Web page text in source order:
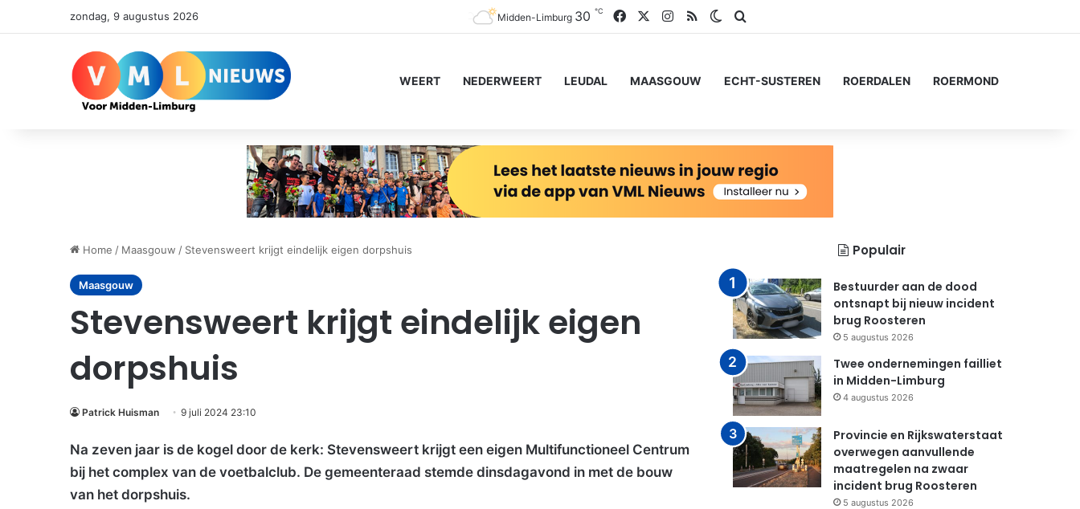
zondag, 9 augustus 2026 Midden-Limburg 30 ℃ FacebookInstagram
RSS Switch skin
WEERT NEDERWEERT LEUDAL MAASGOUW ECHT-SUSTEREN ROERDALEN ROERMOND
Home / Maasgouw / Stevensweert krijgt eindelijk eigen dorpshuis
Maasgouw
Stevensweert krijgt eindelijk eigen
dorpshuis
Patrick Huisman 9 juli 2024 23:10
Na zeven jaar is de kogel door de kerk: Stevensweert krijgt een eigen Multifunctioneel Centrum
bij het complex van de voetbalclub. De gemeenteraad stemde dinsdagavond in met de bouw
van het dorpshuis.
Populair
Bestuurder aan de dood
ontsnapt bij nieuw incident
brug Roosteren
5 augustus 2026
Twee ondernemingen failliet
in Midden-Limburg
4 augustus 2026
Provincie en Rijkswaterstaat
overwegen aanvullende
maatregelen na zwaar
incident brug Roosteren
5 augustus 2026